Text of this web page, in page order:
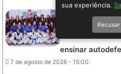
AGOSTO
desastre da
ensinar
7 de agosto de 2026 - 15:00.
sua experiência.
Recusar